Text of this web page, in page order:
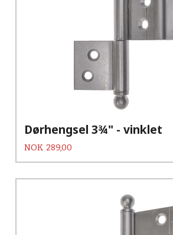
Dørhengsel 3¾" - vinklet
Pris
NOK 289,00